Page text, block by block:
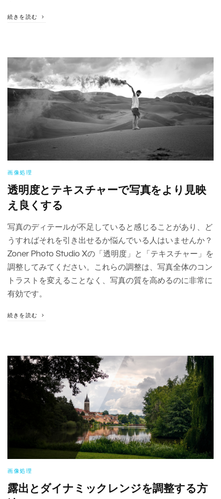
続きを読む
画像処理
透明度とテキスチャーで写真をより見映
え良くする
写真のディテールが不足していると感じることがあり、ど
うすればそれを引き出せるか悩んでいる人はいませんか？
Zoner Photo Studio Xの「透明度」と「テキスチャー」を
調整してみてください。これらの調整は、写真全体のコン
トラストを変えることなく、写真の質を高めるのに非常に
有効です。
続きを読む
画像処理
露出とダイナミックレンジを調整する方